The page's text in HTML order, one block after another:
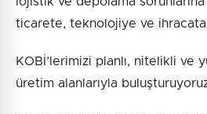
ticarete, teknolojiye ve
KOBİ’lerimizi planlı, nitelikli ve
üretim alanlarıyla